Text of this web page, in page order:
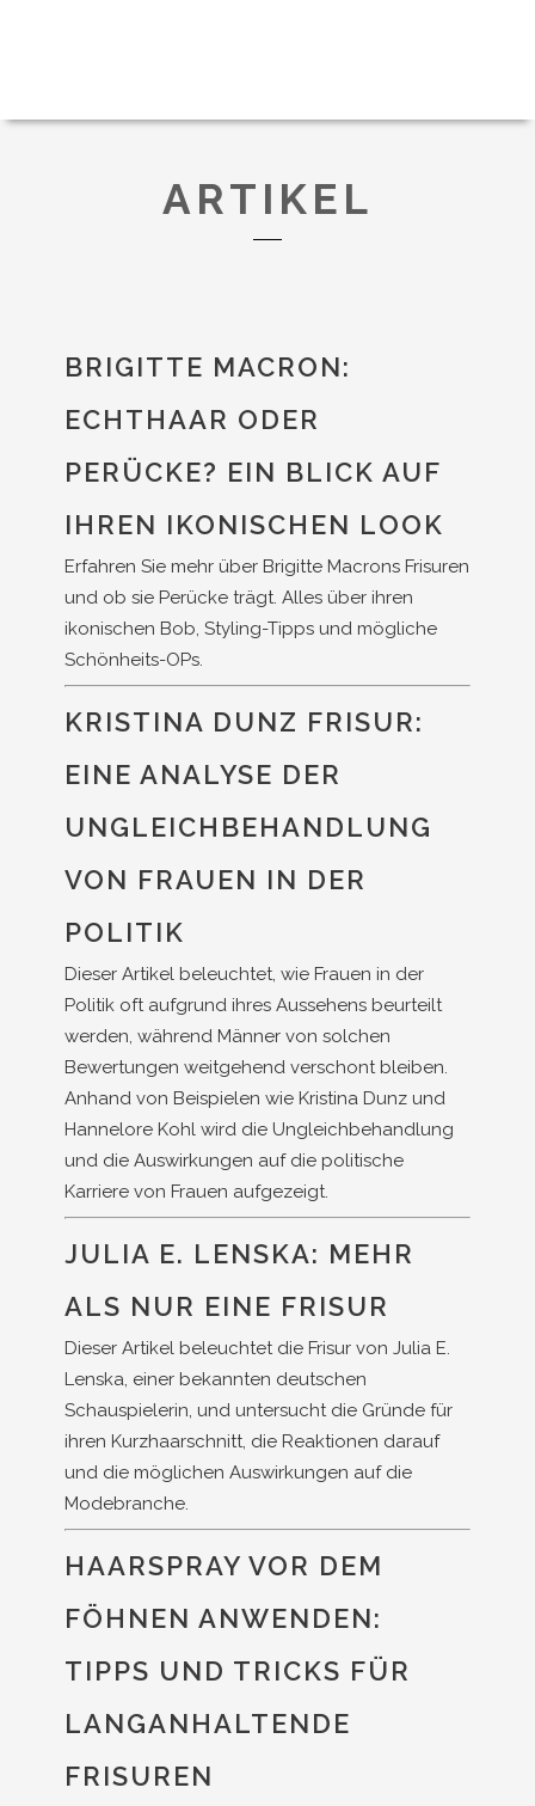
ARTIKEL
BRIGITTE MACRON:
ECHTHAAR ODER
PERÜCKE? EIN BLICK AUF
IHREN IKONISCHEN LOOK
Erfahren Sie mehr über Brigitte Macrons Frisuren
und ob sie Perücke trägt. Alles über ihren
ikonischen Bob, Styling-Tipps und mögliche
Schönheits-OPs.
KRISTINA DUNZ FRISUR:
EINE ANALYSE DER
UNGLEICHBEHANDLUNG
VON FRAUEN IN DER
POLITIK
Dieser Artikel beleuchtet, wie Frauen in der
Politik oft aufgrund ihres Aussehens beurteilt
werden, während Männer von solchen
Bewertungen weitgehend verschont bleiben.
Anhand von Beispielen wie Kristina Dunz und
Hannelore Kohl wird die Ungleichbehandlung
und die Auswirkungen auf die politische
Karriere von Frauen aufgezeigt.
JULIA E. LENSKA: MEHR
ALS NUR EINE FRISUR
Dieser Artikel beleuchtet die Frisur von Julia E.
Lenska, einer bekannten deutschen
Schauspielerin, und untersucht die Gründe für
ihren Kurzhaarschnitt, die Reaktionen darauf
und die möglichen Auswirkungen auf die
Modebranche.
HAARSPRAY VOR DEM
FÖHNEN ANWENDEN:
TIPPS UND TRICKS FÜR
LANGANHALTENDE
FRISUREN